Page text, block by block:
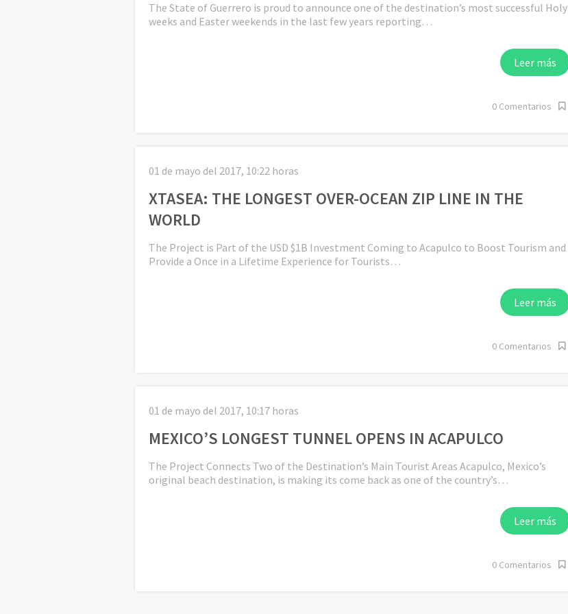
The State of Guerrero is proud to announce one of the destination’s most successful Holy
weeks and Easter weekends in the last few years reporting…
Leer más
0 Comentarios
01 de mayo del 2017, 10:22 horas
XTASEA: THE LONGEST OVER-OCEAN ZIP LINE IN THE
WORLD
The Project is Part of the USD $1B Investment Coming to Acapulco to Boost Tourism and
Provide a Once in a Lifetime Experience for Tourists…
Leer más
0 Comentarios
01 de mayo del 2017, 10:17 horas
MEXICO’S LONGEST TUNNEL OPENS IN ACAPULCO
The Project Connects Two of the Destination’s Main Tourist Areas Acapulco, Mexico’s
original beach destination, is making its come back as one of the country’s…
Leer más
0 Comentarios